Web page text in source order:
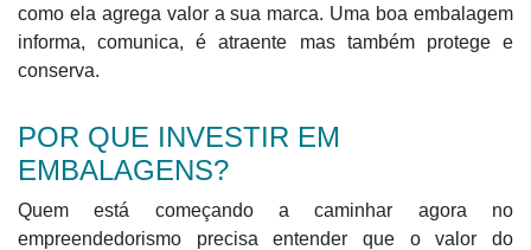
como ela agrega valor a sua marca. Uma boa embalagem
informa, comunica, é atraente mas também protege e
conserva.
POR QUE INVESTIR EM
EMBALAGENS?
Quem está começando a caminhar agora no
empreendedorismo precisa entender que o valor do